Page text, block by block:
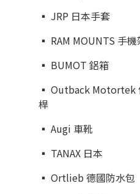
▪︎ JRP 日本手套
▪︎ RAM MOUNTS 手機
▪︎ BUMOT 鋁箱
▪︎ Outback Motortek
桿
▪︎ Augi 車靴
▪︎ TANAX 日本
▪︎ Ortlieb 德國防水包